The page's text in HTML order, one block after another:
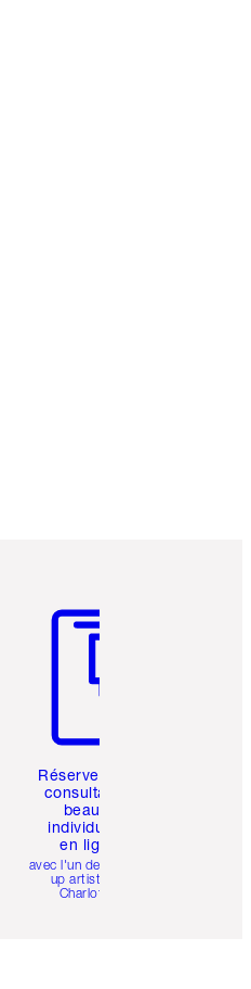
Réservez une
consultation
beauté
individuelle
en ligne
avec l'un des make-
up artists de
Charlotte.